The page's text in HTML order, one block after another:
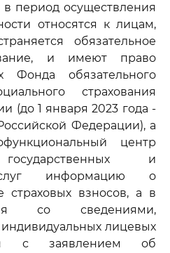
в период осуществления
относятся к лицам,
обязательное
и имеют право
Фонда обязательного
страхования
(до 1 января 2023 года -
Федерации), а
центр
и
информацию о
страховых взносов, а в
со сведениями,
лицевых
с заявлением об